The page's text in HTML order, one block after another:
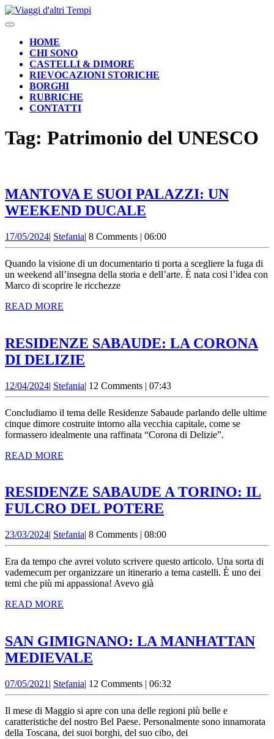
Skip
to
Open
ButtonHOME
CHI SONO
CASTELLI & DIMORE
RIEVOCAZIONI STORICHE
BORGHI
RUBRICHE
CONTATTI
BUTTON
Tag: Patrimonio del UNESCO
MANTOVA E SUOI PALAZZI: UN
WEEKEND DUCALE
SUOI
PALAZZI:
UN
17/05/202417/05/2024
| StefaniaStefania
| 8 Comments | 06:00
Quando la visione di un documentario ti porta a scegliere la fuga di
un weekend all’insegna della storia e dell’arte. È nata cosi l’idea con
Marco di scoprire le ricchezze
READ MORE
RESIDENZE SABAUDE: LA CORONA
DI DELIZIE
LA
CORONA
DI
DELIZIE
12/04/202412/04/2024
| StefaniaStefania
| 12 Comments | 07:43
Concludiamo il tema delle Residenze Sabaude parlando delle ultime
cinque dimore costruite intorno alla vecchia capitale, come se
formassero idealmente una raffinata “Corona di Delizie”.
READ MORE
RESIDENZE SABAUDE A TORINO: IL
FULCRO DEL POTERE
A
TORINO:
IL
23/03/202423/03/2024
| StefaniaStefania
| 8 Comments | 08:00
Era da tempo che avrei voluto scrivere questo articolo. Una sorta di
vademecum per organizzare un itinerario a tema castelli. È uno dei
temi che più mi appassiona! Avevo già
READ MORE
SAN GIMIGNANO: LA MANHATTAN
MEDIEVALE
LA
MANHATTAN
MEDIEVALE
07/05/2021 07/05/2021
| StefaniaStefania
| 12 Comments | 06:32
Il mese di Maggio si apre con una delle regioni più belle e
caratteristiche del nostro Bel Paese. Personalmente sono innamorata
della Toscana, dei suoi borghi, del suo cibo, dei